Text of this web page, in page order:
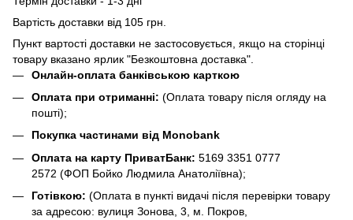
Вартість доставки від 105 грн.
Пункт вартості доставки не застосовується, якщо на сторінці
товару вказано ярлик "Безкоштовна доставка".
Онлайн-оплата банківською карткою
Оплата при отриманні: (Оплата товару після огляду на
пошті);
Покупка частинами від Monobank
Оплата на карту ПриватБанк: 5169 3351 0777
2572 (ФОП Бойко Людмила Анатоліївна);
Готівкою: (Оплата в пункті видачі після перевірки товару
за адресою: вулиця Зонова, 3, м. Покров,